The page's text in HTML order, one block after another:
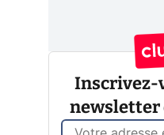
Inscrivez-